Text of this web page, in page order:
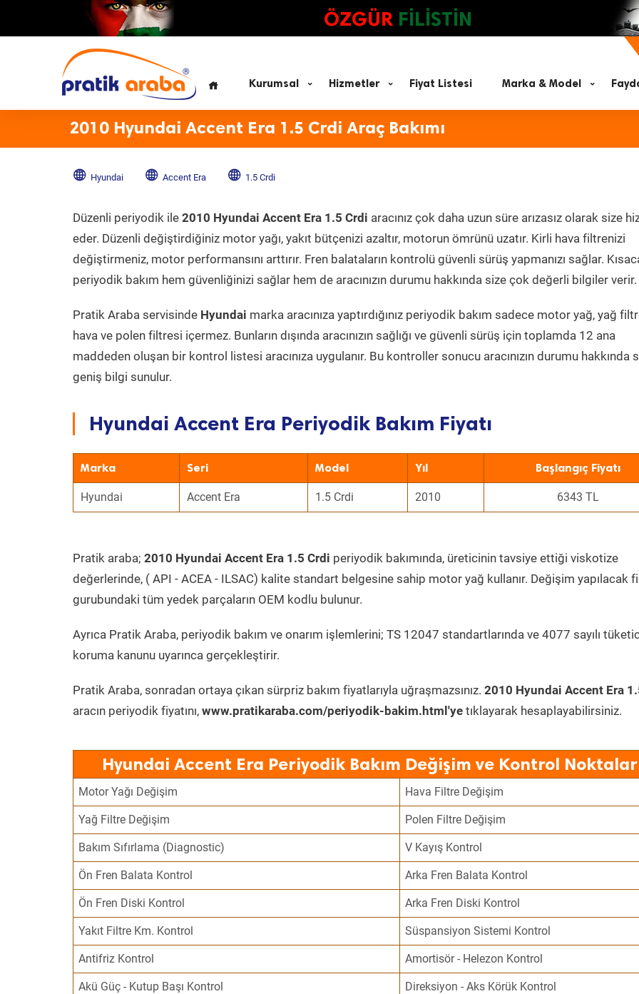
ÖZGÜR FİLİSTİN
Kurumsal Hizmetler Fiyat Listesi Marka & Model
2010 Hyundai Accent Era 1.5 Crdi Araç Bakımı
Hyundai Accent Era 1.5 Crdi
Düzenli periyodik ile 2010 Hyundai Accent Era 1.5 Crdi aracınız çok daha uzun süre arızasız olarak size
eder. Düzenli değiştirdiğiniz motor yağı, yakıt bütçenizi azaltır, motorun ömrünü uzatır. Kirli hava filtrenizi
değiştirmeniz, motor performansını arttırır. Fren balataların kontrolü güvenli sürüş yapmanızı sağlar.
periyodik bakım hem güvenliğinizi sağlar hem de aracınızın durumu hakkında size çok değerli bilgiler verir.
Pratik Araba servisinde Hyundai marka aracınıza yaptırdığınız periyodik bakım sadece motor yağ, yağ
hava ve polen filtresi içermez. Bunların dışında aracınızın sağlığı ve güvenli sürüş için toplamda 12 ana
maddeden oluşan bir kontrol listesi aracınıza uygulanır. Bu kontroller sonucu aracınızın durumu hakkında
geniş bilgi sunulur.
Hyundai Accent Era Periyodik Bakım Fiyatı
Marka Seri Model Yıl Başlangıç Fiyatı
Hyundai Accent Era 1.5 Crdi 2010 6343 TL
Pratik araba; 2010 Hyundai Accent Era 1.5 Crdi periyodik bakımında, üreticinin tavsiye ettiği viskotize
değerlerinde, ( API - ACEA - ILSAC) kalite standart belgesine sahip motor yağ kullanır. Değişim yapılacak
gurubundaki tüm yedek parçaların OEM kodlu bulunur.
Ayrıca Pratik Araba, periyodik bakım ve onarım işlemlerini; TS 12047 standartlarında ve 4077 sayılı
koruma kanunu uyarınca gerçekleştirir.
Pratik Araba, sonradan ortaya çıkan sürpriz bakım fiyatlarıyla uğraşmazsınız. 2010 Hyundai Accent Era
aracın periyodik fiyatını, www.pratikaraba.com/periyodik-bakim.html'ye tıklayarak hesaplayabilirsiniz.
Hyundai Accent Era Periyodik Bakım Değişim ve Kontrol
Motor Yağı Değişim Hava Filtre Değişim
Yağ Filtre Değişim Polen Filtre Değişim
Bakım Sıfırlama (Diagnostic) V Kayış Kontrol
Ön Fren Balata Kontrol Arka Fren Balata Kontrol
Ön Fren Diski Kontrol Arka Fren Diski Kontrol
Yakıt Filtre Km. Kontrol Süspansiyon Sistemi Kontrol
Antifriz Kontrol Amortisör - Helezon Kontrol
Akü Güç - Kutup Başı Kontrol Direksiyon - Aks Körük Kontrol